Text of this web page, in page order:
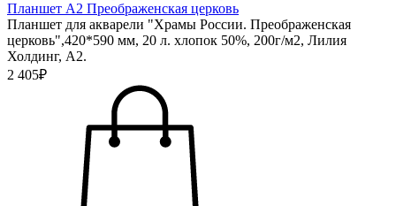
Планшет А2 Преображенская церковь
Планшет для акварели "Храмы России. Преображенская
церковь",420*590 мм, 20 л. хлопок 50%, 200г/м2, Лилия
Холдинг, А2.
2 405₽